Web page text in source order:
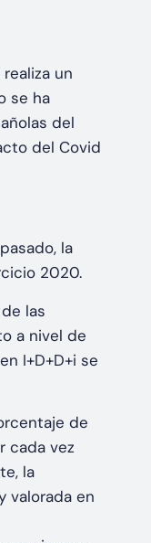
un
se ha
del
del Covid
la
2020.
las
a nivel de
I+D+D+i se
de
cada vez
la
valorada en